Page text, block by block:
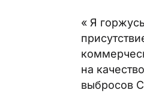
« Я
на
выбросов